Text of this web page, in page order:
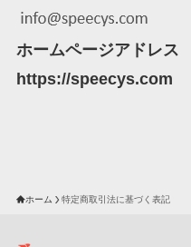
ホームページア
https://speecys.com
ホーム 特定商取引法に基づく表記